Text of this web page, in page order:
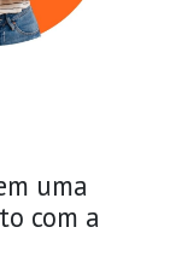
uma
com a